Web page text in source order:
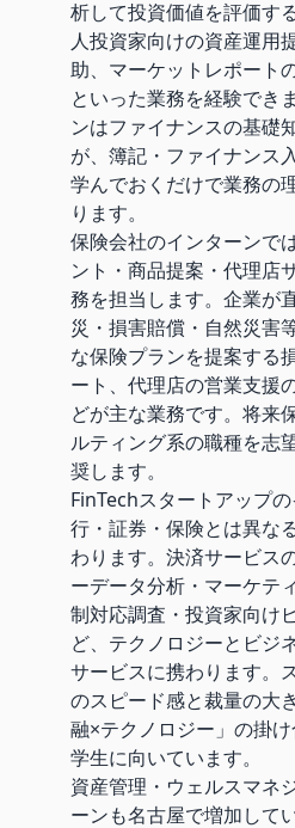
析して投資価値を評価す
人投資家向けの資産運用
助、マーケットレポート
といった業務を経験でき
ンはファイナンスの基礎
が、簿記・ファイナンス
学んでおくだけで業務の
ります。
保険会社のインターンで
ント・商品提案・代理店
務を担当します。企業が
災・損害賠償・自然災害
な保険プランを提案する
ート、代理店の営業支援
どが主な業務です。将来
ルティング系の職種を志
奨します。
FinTechスタートアップ
行・証券・保険とは異な
わります。決済サービス
ーデータ分析・マーケテ
制対応調査・投資家向け
ど、テクノロジーとビジ
サービスに携わります。
のスピード感と裁量の大
融×テクノロジー」の掛
学生に向いています。
資産管理・ウェルスマネ
ーンも名古屋で増加して